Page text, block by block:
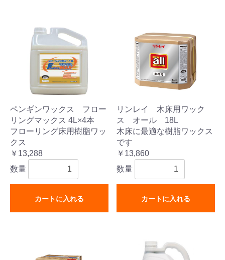
ペンギンワックス フロー
リングマックス 4L×4本
フローリング床用樹脂ワッ
クス
￥13,288
数量
カートに入れる
リンレイ 木床用ワック
ス オール 18L
木床に最適な樹脂ワックス
です
￥13,860
数量
カートに入れる